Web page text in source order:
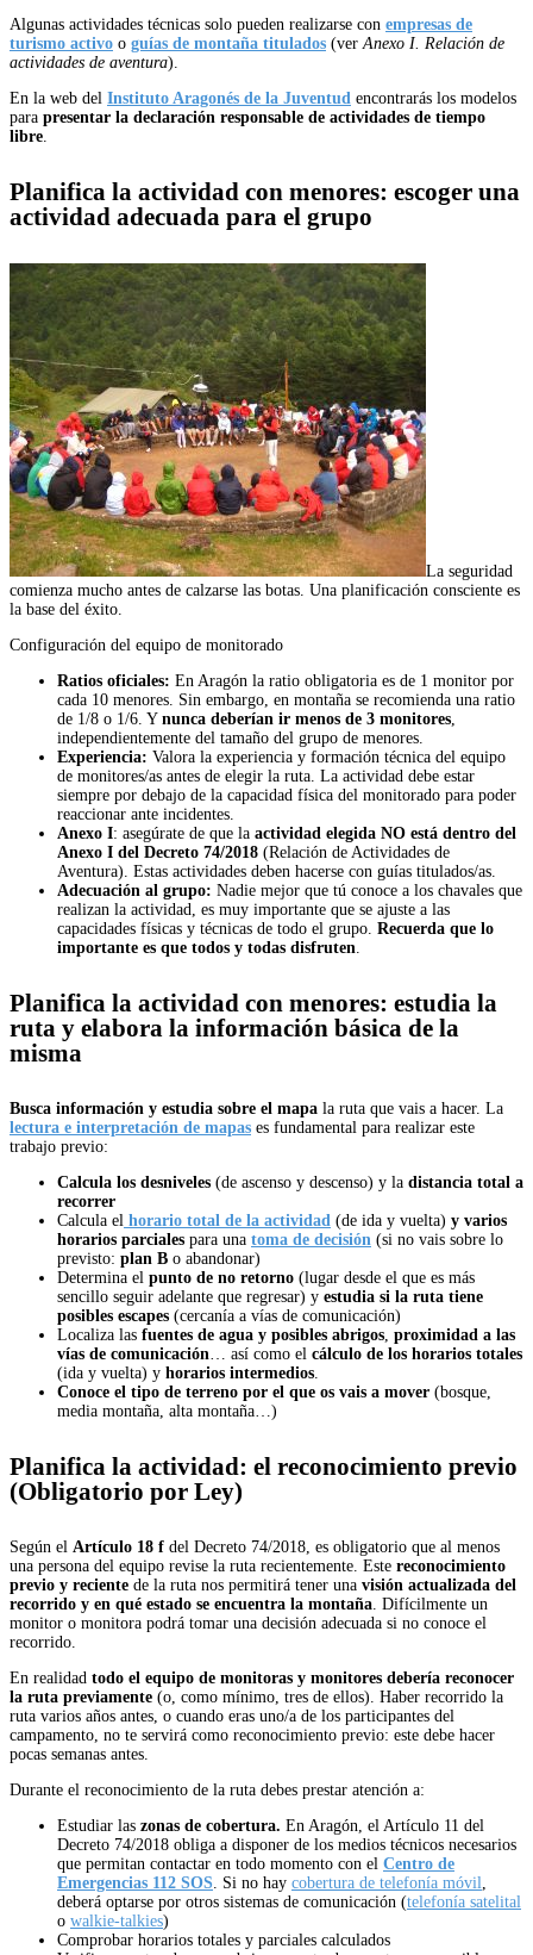
Algunas actividades técnicas solo pueden realizarse con empresas de
turismo activo o guías de montaña titulados (verAnexo I. Relación de
actividades de aventura).
En la web del Instituto Aragonés de la Juventud encontrarás los modelos
para presentar la declaración responsable de actividades de tiempo
libre.
Planifica la actividad con menores: escoger una
actividad adecuada para el grupo
La seguridad
comienza mucho antes de calzarse las botas. Una planificación consciente es
la base del éxito.
Configuración del equipo de monitorado
Ratios oficiales: En Aragón la ratio obligatoria es de 1 monitor por
cada 10 menores. Sin embargo, en montaña se recomienda una ratio
de 1/8 o 1/6. Y nunca deberían ir menos de 3 monitores,
independientemente del tamaño del grupo de menores.
Experiencia: Valora la experiencia y formación técnica del equipo
de monitores/as antes de elegir la ruta. La actividad debe estar
siempre por debajo de la capacidad física del monitorado para poder
reaccionar ante incidentes.
Anexo I: asegúrate de que la actividad elegida NO está dentro del
Anexo I del Decreto 74/2018 (Relación de Actividades de
Aventura). Estas actividades deben hacerse con guías titulados/as.
Adecuación al grupo: Nadie mejor que tú conoce a los chavales que
realizan la actividad, es muy importante que se ajuste a las
capacidades físicas y técnicas de todo el grupo. Recuerda que lo
importante es que todos y todas disfruten.
Planifica la actividad con menores: estudia la
ruta y elabora la información básica de la
misma
Busca información y estudia sobre el mapa la ruta que vais a hacer. La
lectura e interpretación de mapas es fundamental para realizar este
trabajo previo:
Calcula los desniveles (de ascenso y descenso) y la distancia total a
recorrer
Calcula el horario total de la actividad (de ida y vuelta) y varios
horarios parciales para una toma de decisión (si no vais sobre lo
previsto: plan B o abandonar)
Determina el punto de no retorno (lugar desde el que es más
sencillo seguir adelante que regresar) y estudia si la ruta tiene
posibles escapes (cercanía a vías de comunicación)
Localiza las fuentes de agua y posibles abrigos proximidad a las
vías de comunicación … así como el cálculo de los horarios totales
(ida y vuelta) y horarios intermedios
Conoce el tipo de terreno por el que os vais a mover (bosque,
media montaña, alta montaña…)
Planifica la actividad: el reconocimiento previo
(Obligatorio por Ley)
Según el Artículo 18 f del Decreto 74/2018, es obligatorio que al menos
una persona del equipo revise la ruta recientemente. Este reconocimiento
previo y reciente de la ruta nos permitirá tener una visión actualizada del
recorrido y en qué estado se encuentra la montaña . Difícilmente un
monitor o monitora podrá tomar una decisión adecuada si no conoce el
recorrido.
En realidad todo el equipo de monitoras y monitores debería reconocer
la ruta previamente (o, como mínimo, tres de ellos). Haber recorrido la
ruta varios años antes, o cuando eras uno/a de los participantes del
campamento, no te servirá como reconocimiento previo: este debe hacer
pocas semanas antes.
Durante el reconocimiento de la ruta debes prestar atención a:
Estudiar las zonas de cobertura. En Aragón, el Artículo 11 del
Decreto 74/2018 obliga a disponer de los medios técnicos necesarios
que permitan contactar en todo momento con el Centro de
Emergencias 112 SOS . Si no hay cobertura de telefonía móvil
deberá optarse por otros sistemas de comunicación (telefonía satelital
o walkie-talkies)
Comprobar horarios totales y parciales calculados